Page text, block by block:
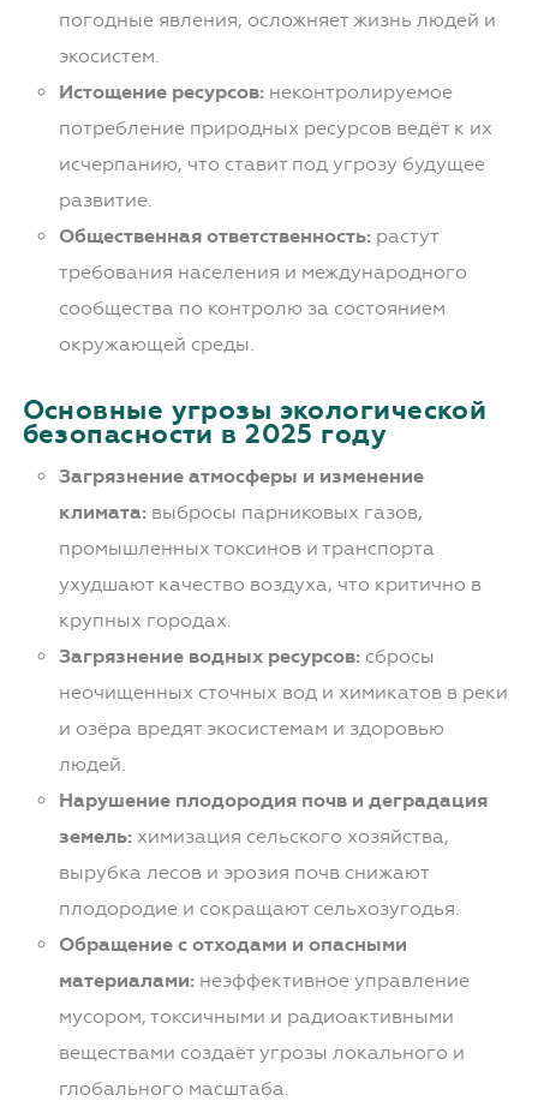
погодные явления, осложняет жизнь людей и
экосистем.
Истощение ресурсов:неконтролируемое
потребление природных ресурсов ведёт к их
исчерпанию, что ставит под угрозу будущее
развитие.
Общественная ответственность:растут
требования населения и международного
сообщества по контролю за состоянием
окружающей среды.
Основные угрозы экологической
безопасности в 2025 году
Загрязнение атмосферы и изменение
климата:выбросы парниковых газов,
промышленных токсинов и транспорта
ухудшают качество воздуха, что критично в
крупных городах.
Загрязнение водных ресурсов:сбросы
неочищенных сточных вод и химикатов в реки
и озёра вредят экосистемам и здоровью
людей.
Нарушение плодородия почв и деградация
земель:химизация сельского хозяйства,
вырубка лесов и эрозия почв снижают
плодородие и сокращают сельхозугодья.
Обращение с отходами и опасными
материалами:неэффективное управление
мусором, токсичными и радиоактивными
веществами создаёт угрозы локального и
глобального масштаба.